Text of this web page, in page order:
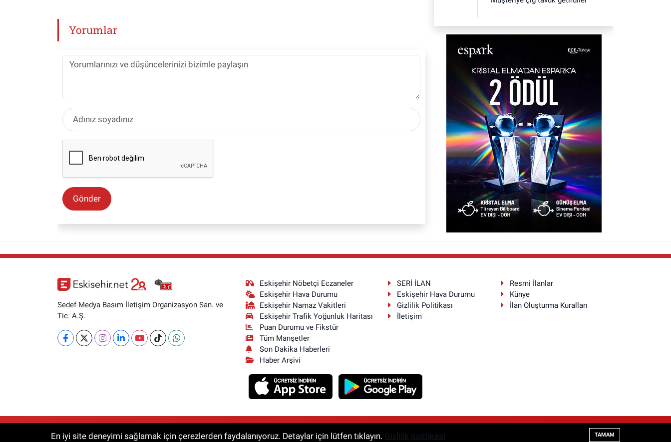
Yorumlar
Gönder
Sedef Medya Basım İletişim Organizasyon San. ve
Tic. A.Ş.
Eskişehir Nöbetçi Eczaneler
Eskişehir Hava Durumu
Eskişehir Namaz Vakitleri
Eskişehir Trafik Yoğunluk Haritası
Puan Durumu ve Fikstür
Tüm Manşetler
Son Dakika Haberleri
Haber Arşivi
SERİ İLAN
Resmi İlanlar
Eskişehir Hava Durumu
Künye
Gizlilik Politikası
İlan Oluşturma Kuralları
İletişim
RSS Copyright © 2026. Her hakkı saklıdır. TE Bilişim
En iyi site deneyimi sağlamak için çerezlerden faydalanıyoruz. Detaylar için lütfen tıklayın. Gizlilik politikası TAMAM